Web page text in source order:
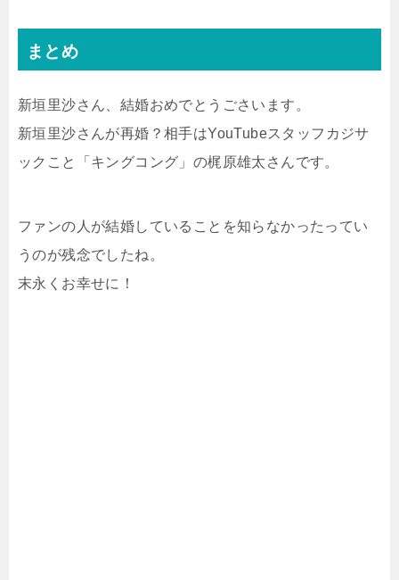
まとめ
新垣里沙さん、結婚おめでとうごさいます。
新垣里沙さんが再婚？相手はYouTubeスタッフカジサ
ックこと「キングコング」の梶原雄太さんです。
ファンの人が結婚していることを知らなかったってい
うのが残念でしたね。
末永くお幸せに！